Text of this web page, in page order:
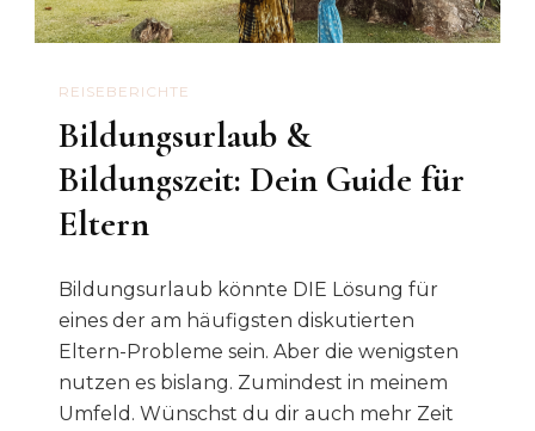
Städtetrip
REISEBERICHTE
Bildungsurlaub &
Bildungszeit: Dein Guide für
Eltern
Bildungsurlaub könnte DIE Lösung für
eines der am häufigsten diskutierten
Eltern-Probleme sein. Aber die wenigsten
nutzen es bislang. Zumindest in meinem
Umfeld. Wünschst du dir auch mehr Zeit